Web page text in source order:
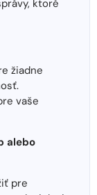
ktoré
žiadne
vaše
alebo
pre